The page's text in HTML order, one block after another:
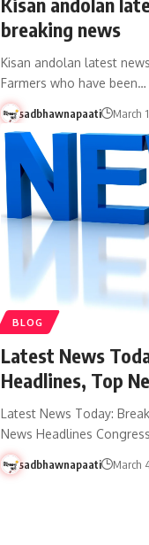
breaking news
Kisan andolan latest
Farmers who have been…
sadbhawnapaati March
BLOG
Latest News
Headlines, Top
Latest News Today:
News Headlines
sadbhawnapaati March